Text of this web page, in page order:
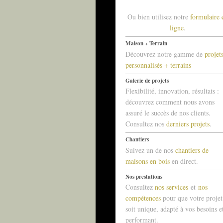
Ou bien utilisez notreformulaire
ligne.
Maison + Terrain
Découvrez notre gamme de projets
personnalisés + terrains
Galerie de projets
Flexibilité, innovation, résultats :
découvrez comment nous avons
assuré le succès de nos clients.
Consultez nos derniers projets.
Chantiers
Suivez un de nos chantiers de
maisons en bois en direct.
Nos prestations
Consultez nos services et nos
compétences pour que votre projet
soit unique, adapté à vos besoins
performant.